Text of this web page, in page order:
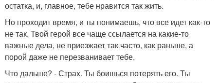
остатка, и, главное, тебе нравится так жить.
Но проходит время, и ты понимаешь, что все идет как-то
не так. Твой герой все чаще ссылается на какие-то
важные дела, не приезжает так часто, как раньше, а
порой даже не перезванивает тебе.
Что дальше? - Страх. Ты боишься потерять его. Ты